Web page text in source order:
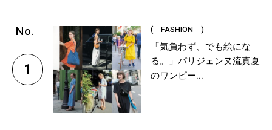
1
( FASHION )
「気負わず、でも絵にな
る。」パリジェンヌ流真夏
のワンピー...